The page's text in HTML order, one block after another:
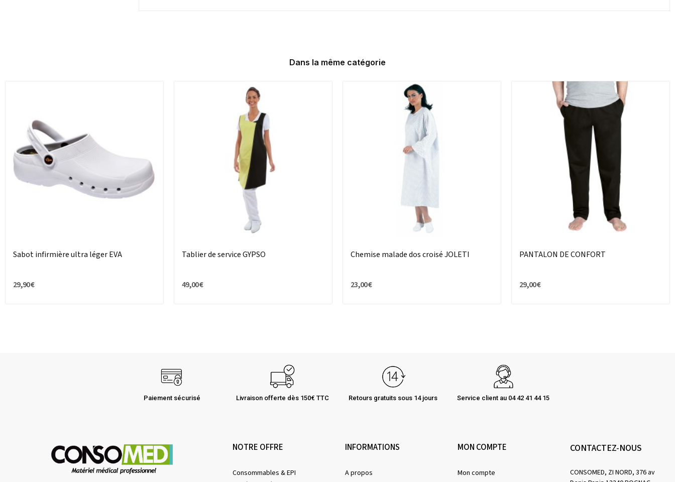
Dans la même catégorie
Sabot infirmière ultra léger EVA
29,90 €
Tablier de service GYPSO
49,00 €
Chemise malade dos croisé JOLETI
23,00 €
PANTALON DE CONFORT
29,00 €
Paiement sécurisé Livraison offerte dès 150€ TTC Retours gratuits sous 14 jours Service client au 04 42 41 44 15
NOTRE OFFRE
Consommables & EPI
INFORMATIONS
A propos
MON COMPTE
Mon compte
CONTACTEZ-NOUS
CONSOMED, ZI NORD, 376 av